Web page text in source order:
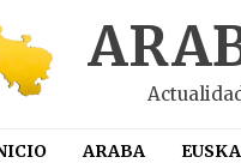
ARABA